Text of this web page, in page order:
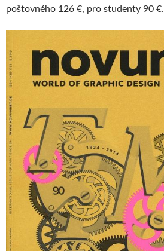
poštovného 126 €, pro studenty 90 €.